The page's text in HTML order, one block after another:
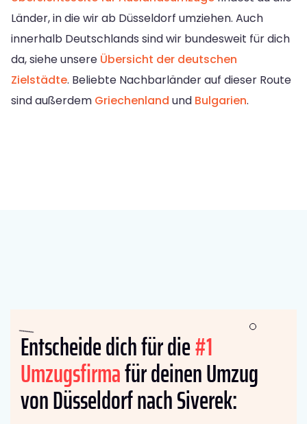
Länder, in die wir ab Düsseldorf umziehen. Auch
innerhalb Deutschlands sind wir bundesweit für dich
da, siehe unsere Übersicht der deutschen
Zielstädte. Beliebte Nachbarländer auf dieser Route
sind außerdem Griechenland und Bulgarien.
Entscheide dich für die#1
Umzugsfirmafür deinen Umzug
von Düsseldorf nach Siverek: